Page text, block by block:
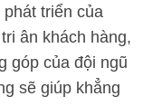
triển của
ân khách hàng,
góp của đội ngũ
sẽ giúp khẳng